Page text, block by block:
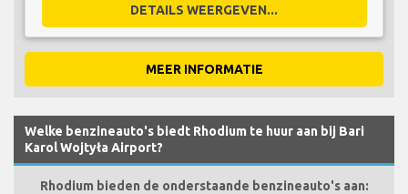
DETAILS WEERGEVEN...
MEER INFORMATIE
Welke benzineauto's biedt Rhodium te huur aan bij Bari
Karol Wojtyła Airport?
Rhodium bieden de onderstaande benzineauto's aan: